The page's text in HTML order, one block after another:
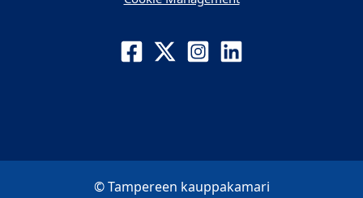
© Tampereen kauppakamari